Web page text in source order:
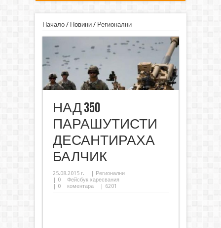
Начало/ Новини/ Регионални
НАД 350
ПАРАШУТИСТИ
ДЕСАНТИРАХА
БАЛЧИК
25.08.2015 г.
Регионални
0
Фейсбук харесвания
0 коментара | 6201